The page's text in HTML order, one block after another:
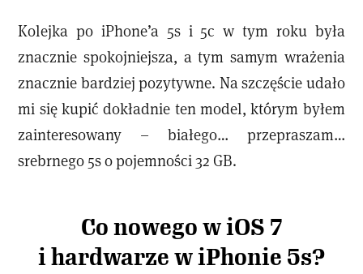
Kolejka po iPhone’a 5s i 5c w tym roku była
znacznie spokojniejsza, a tym samym wrażenia
znacznie bardziej pozytywne. Na szczęście udało
mi się kupić dokładnie ten model, którym byłem
zainteresowany – białego… przepraszam…
srebrnego 5s o pojemności 32 GB.
Co nowego w iOS 7
i hardwarze w iPhonie 5s?